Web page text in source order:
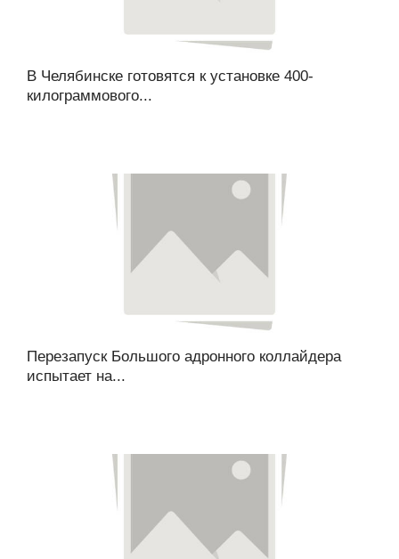
В Челябинске готовятся к установке 400-
килограммового...
Перезапуск Большого адронного коллайдера
испытает на...